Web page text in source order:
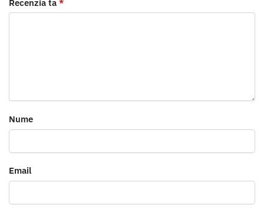
Recenzia ta *
Nume
Email